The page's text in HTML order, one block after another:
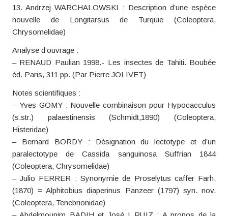
13. Andrzej WARCHALOWSKI : Description d’une espèce
nouvelle de Longitarsus de Turquie (Coleoptera,
Chrysomelidae)
Analyse d’ouvrage :
– RENAUD Paulian 1998.- Les insectes de Tahiti. Boubée
éd. Paris, 311 pp. (Par Pierre JOLIVET)
Notes scientifiques :
– Yves GOMY : Nouvelle combinaison pour Hypocacculus
(s.str.) palaestinensis (Schmidt,1890) (Coleoptera,
Histeridae)
– Bernard BORDY : Désignation du lectotype et d’un
paralectotype de Cassida sanguinosa Suffrian 1844
(Coleoptera, Chrysomelidae)
– Julio FERRER : Synonymie de Proselytus caffer Farh.
(1870) = Alphitobius diaperinus Panzeer (1797) syn. nov.
(Coleoptera, Tenebrionidae)